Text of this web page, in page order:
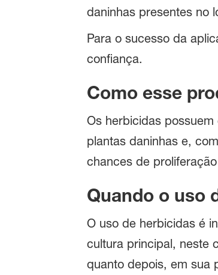
daninhas presentes no
Para o sucesso da
confiança.
Como esse
Os herbicidas
plantas daninhas e,
chances de
Quando o uso
O uso de herbicidas é
cultura principal, neste
quanto depois, em sua